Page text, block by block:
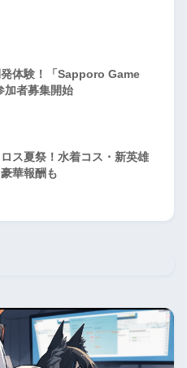
体験！「Sapporo Game
加者募集開始
ス夏祭！水着コス・新英雄
華報酬も